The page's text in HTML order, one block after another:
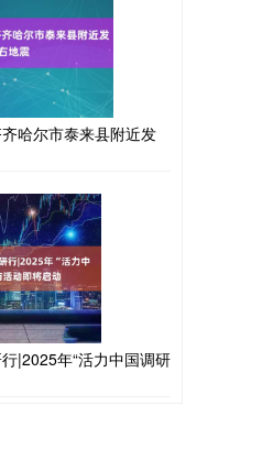
哈尔市泰来县附近发
|2025年“活力中国调研